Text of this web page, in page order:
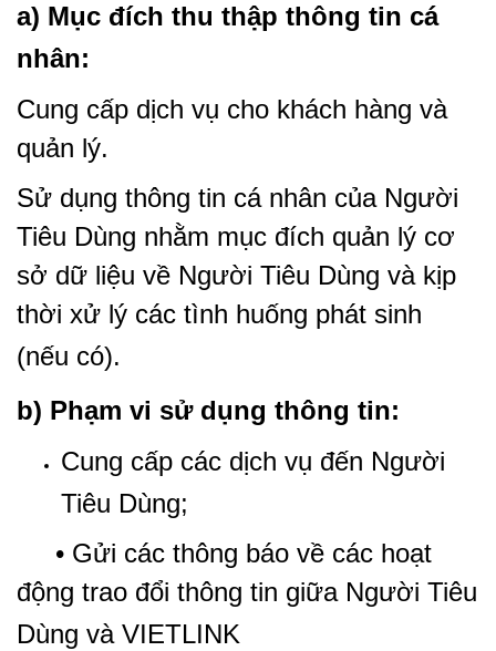
a) Mục đích thu thập thông tin cá
nhân:
Cung cấp dịch vụ cho khách hàng và
quản lý.
Sử dụng thông tin cá nhân của Người
Tiêu Dùng nhằm mục đích quản lý cơ
sở dữ liệu về Người Tiêu Dùng và kịp
thời xử lý các tình huống phát sinh
(nếu có).
b) Phạm vi sử dụng thông tin:
Cung cấp các dịch vụ đến Người
Tiêu Dùng;
• Gửi các thông báo về các hoạt
động trao đổi thông tin giữa Người Tiêu
Dùng và VIETLINK